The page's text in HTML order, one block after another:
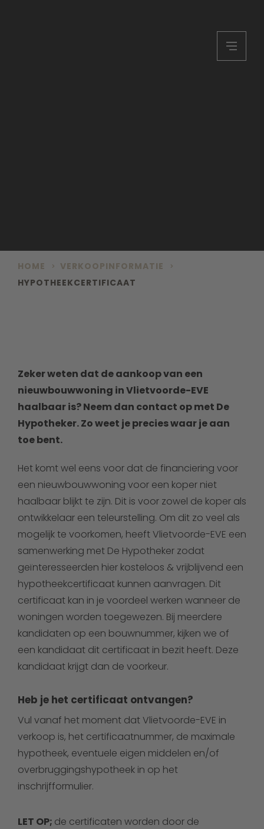
HOME
VERKOOPINFORMATIE
HYPOTHEEKCERTIFICAAT
Zeker weten dat de aankoop van een
nieuwbouwwoning in Vlietvoorde-EVE
haalbaar is? Neem dan contact op met De
Hypotheker. Zo weet je precies waar je aan
toe bent.
Het komt wel eens voor dat de financiering voor
een nieuwbouwwoning voor een koper niet
haalbaar blijkt te zijn. Dit is voor zowel de koper als
ontwikkelaar een teleurstelling. Om dit zo veel als
mogelijk te voorkomen, heeft Vlietvoorde-EVE een
samenwerking met De Hypotheker zodat
geïnteresseerden hier kosteloos & vrijblijvend een
hypotheekcertificaat kunnen aanvragen. Dit
certificaat kan in je voordeel werken wanneer de
woningen worden toegewezen. Bij meerdere
kandidaten op een bouwnummer, kijken we of
een kandidaat dit certificaat in bezit heeft. Deze
kandidaat krijgt dan de voorkeur.
Heb je het certificaat ontvangen?
Vul vanaf het moment dat Vlietvoorde-EVE in
verkoop is, het certificaatnummer, de maximale
hypotheek, eventuele eigen middelen en/of
overbruggingshypotheek in op het
inschrijfformulier.
LET OP; de certificaten worden door de